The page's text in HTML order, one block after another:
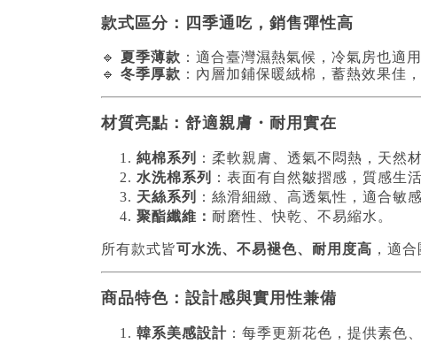
款式區分：四季通吃，銷售彈性高
🔹 夏季薄款 ：適合臺灣濕熱氣候，冷氣房也適用
🔹 冬季厚款 ：內層加鋪保暖絨棉，蓄熱效果佳
材質亮點：舒適親膚・耐用實在
純棉系列
：柔軟親膚、透氣不悶熱，天然
水洗棉系列
：表面有自然皺摺感，質感生
天絲系列
：絲滑細緻、高透氣性，適合敏
聚酯纖維： 耐磨性、快乾、不易縮水。
所有款式皆可水洗、不易褪色、耐用度高 ，適
商品特色：設計感與實用性兼備
韓系美感設計 ：每季更新花色，提供素色